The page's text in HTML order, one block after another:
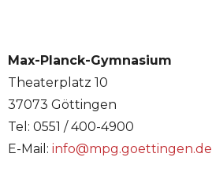
Max-Planck-Gymnasium
Theaterplatz 10
37073 Göttingen
Tel: 0551 / 400-4900
E-Mail: info@mpg.goettingen.de